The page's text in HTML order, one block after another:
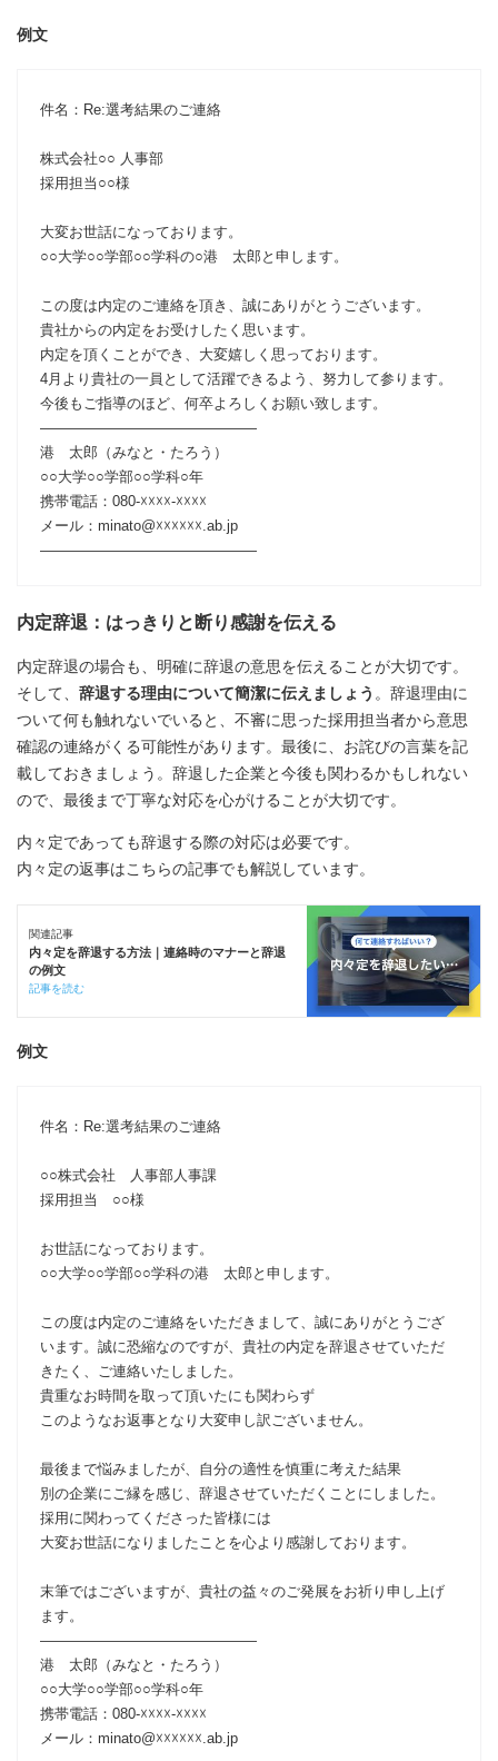
例文
件名：Re:選考結果のご連絡
株式会社○○ 人事部
採用担当○○様
大変お世話になっております。
○○大学○○学部○○学科の○港 太郎と申します。
この度は内定のご連絡を頂き、誠にありがとうございます。
貴社からの内定をお受けしたく思います。
内定を頂くことができ、大変嬉しく思っております。
4月より貴社の一員として活躍できるよう、努力して参ります。
今後もご指導のほど、何卒よろしくお願い致します。
―――――――――――――――
港 太郎（みなと・たろう）
○○大学○○学部○○学科○年
携帯電話：080-☓☓☓☓-☓☓☓☓
メール：minato@☓☓☓☓☓☓.ab.jp
―――――――――――――――
内定辞退：はっきりと断り感謝を伝える
内定辞退の場合も、明確に辞退の意思を伝えることが大切です。
そして、 辞退する理由について簡潔に伝えましょう 。辞退理由に
ついて何も触れないでいると、不審に思った採用担当者から意思
確認の連絡がくる可能性があります。最後に、お詫びの言葉を記
載しておきましょう。辞退した企業と今後も関わるかもしれない
ので、最後まで丁寧な対応を心がけることが大切です。
内々定であっても辞退する際の対応は必要です。
内々定の返事はこちらの記事でも解説しています。
関連記事
内々定を辞退する方法｜連絡時のマナーと辞退
の例文
記事を読む
例文
件名：Re:選考結果のご連絡
○○株式会社 人事部人事課
採用担当 ○○様
お世話になっております。
○○大学○○学部○○学科の港 太郎と申します。
この度は内定のご連絡をいただきまして、誠にありがとうござ
います。誠に恐縮なのですが、貴社の内定を辞退させていただ
きたく、ご連絡いたしました。
貴重なお時間を取って頂いたにも関わらず
このようなお返事となり大変申し訳ございません。
最後まで悩みましたが、自分の適性を慎重に考えた結果
別の企業にご縁を感じ、辞退させていただくことにしました。
採用に関わってくださった皆様には
大変お世話になりましたことを心より感謝しております。
末筆ではございますが、貴社の益々のご発展をお祈り申し上げ
ます。
―――――――――――――――
港 太郎（みなと・たろう）
○○大学○○学部○○学科○年
携帯電話：080-☓☓☓☓-☓☓☓☓
メール：minato@☓☓☓☓☓☓.ab.jp